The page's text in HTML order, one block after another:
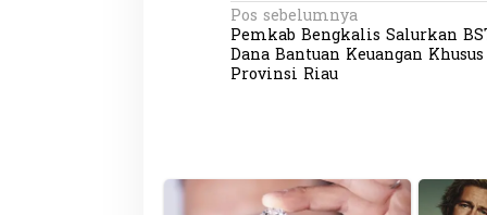
N
a
v
a
Pos sebelumnya
Pemkab Bengkalis Salurkan
Dana Bantuan Keuangan Khusus
Provinsi Riau